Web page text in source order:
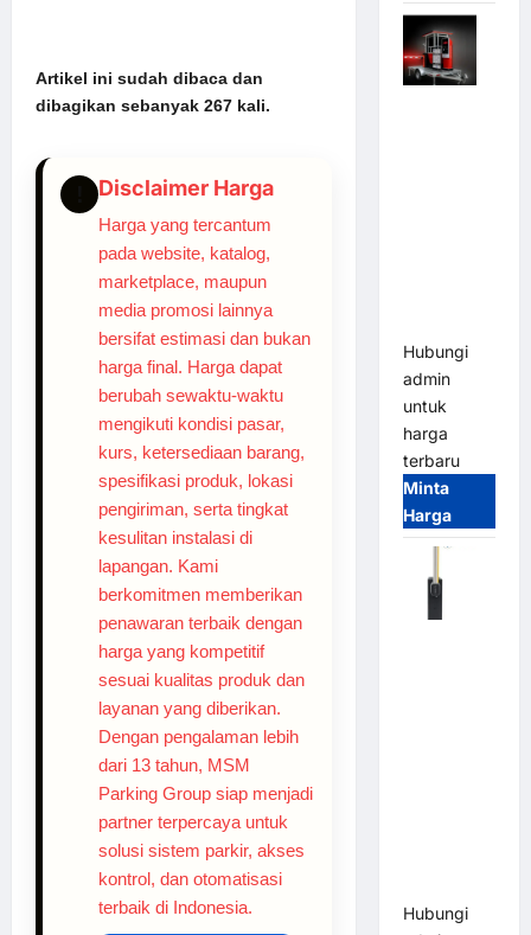
Artikel ini sudah dibaca dan
dibagikan sebanyak 267 kali.
Disclaimer Harga
Harga yang tercantum
pada website, katalog,
marketplace, maupun
media promosi lainnya
bersifat estimasi dan bukan
harga final. Harga dapat
berubah sewaktu-waktu
mengikuti kondisi pasar,
kurs, ketersediaan barang,
spesifikasi produk, lokasi
pengiriman, serta tingkat
kesulitan instalasi di
lapangan. Kami
berkomitmen memberikan
penawaran terbaik dengan
harga yang kompetitif
sesuai kualitas produk dan
layanan yang diberikan.
Dengan pengalaman lebih
dari 13 tahun, MSM
Parking Group siap menjadi
partner terpercaya untuk
solusi sistem parkir, akses
kontrol, dan otomatisasi
terbaik di Indonesia.
Hubungi
admin
untuk
harga
terbaru
Minta
Harga
Hubungi